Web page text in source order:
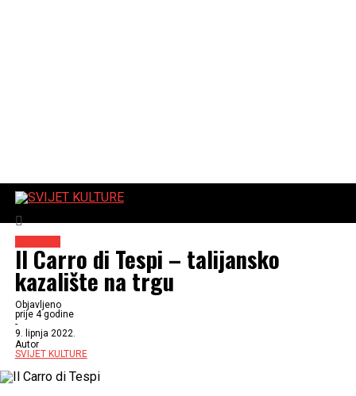
Il Carro di Tespi – talijansko
kazalište na trgu
Objavljeno
prije 4 godine
-
9. lipnja 2022.
Autor
SVIJET KULTURE